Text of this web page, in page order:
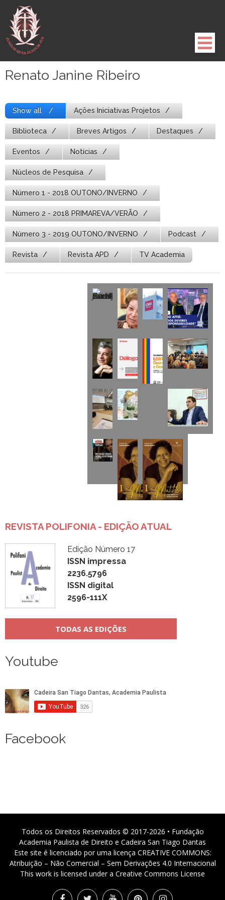
para
conteúdo
Renato Janine Ribeiro
Show all Ações Iniciativas Projetos
Biblioteca Breves Artigos Destaques
Eventos Notícias
Núcleos de Pesquisa
Número 1 - 2018 OUTONO/INVERNO
Número 2 - 2018 PRIMAREVA/VERÃO
Número 3 - 2019 OUTONO/INVERNO Podcast
Revista Revista APD TV Academia
REVISTA POLIFONIA - EDIÇÃO ATUAL
Edição Número 17
ISSN impressa
2236.5796
ISSN digital
2596-111X
TODAS AS EDIÇÕES
Youtube
Facebook
Todos os Direitos Reservados © 2017-2026 • Fundação
Academia Paulista de Direito e Cadeira San Tiago Dantas
Este site é licenciado por uma licença CREATIVE COMMONS:
Atribuição – Não Comercial – Sem Derivações 4.0 Internacional
This work is licensed under a Creative Commons License